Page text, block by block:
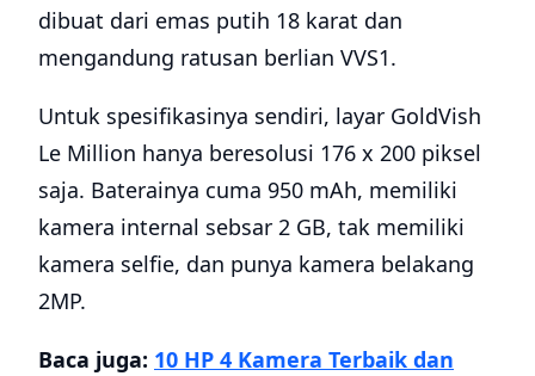
dibuat dari emas putih 18 karat dan
mengandung ratusan berlian VVS1.
Untuk spesifikasinya sendiri, layar GoldVish
Le Million hanya beresolusi 176 x 200 piksel
saja. Baterainya cuma 950 mAh, memiliki
kamera internal sebsar 2 GB, tak memiliki
kamera selfie, dan punya kamera belakang
2MP.
Baca juga: 10 HP 4 Kamera Terbaik dan